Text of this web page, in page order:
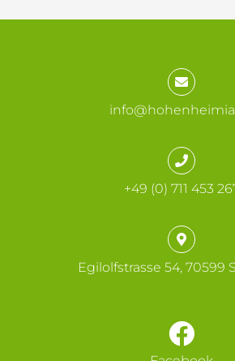
+49 (0) 711 453
Egilolfstrasse 54, 70599